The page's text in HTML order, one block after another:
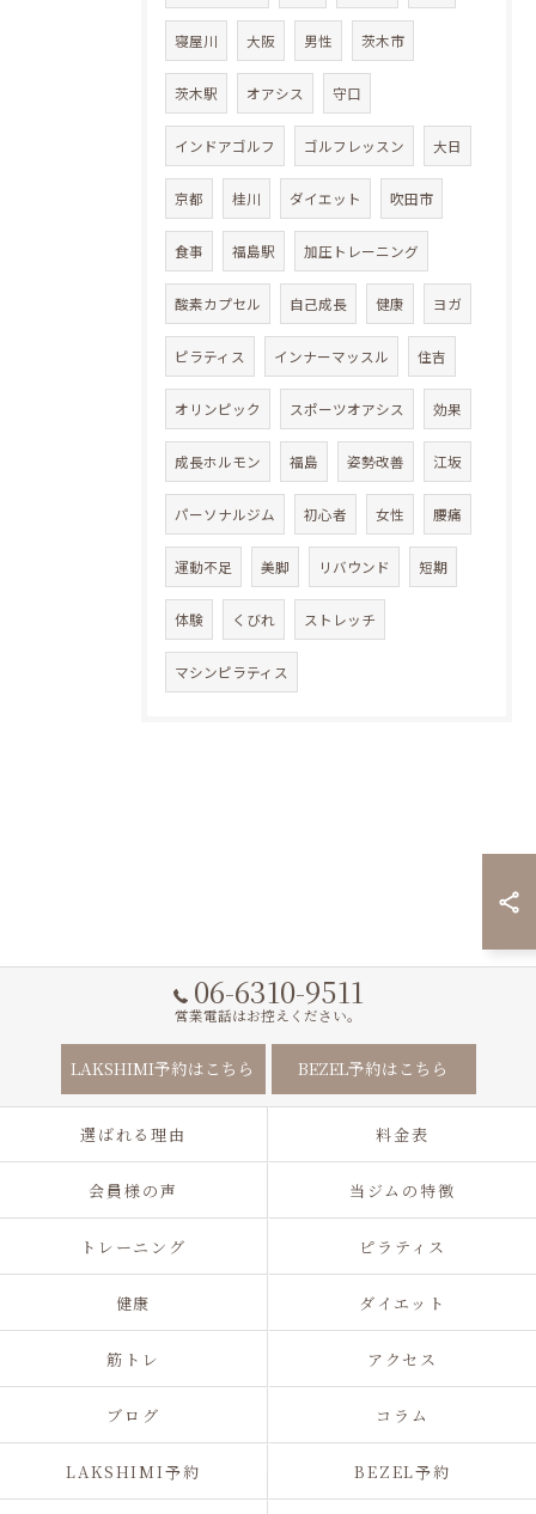
寝屋川 大阪 男性 茨木市
茨木駅 オアシス 守口
インドアゴルフ ゴルフレッスン 大日
京都 桂川 ダイエット 吹田市
食事 福島駅 加圧トレーニング
酸素カプセル 自己成長 健康 ヨガ
ピラティス インナーマッスル 住吉
オリンピック スポーツオアシス 効果
成長ホルモン 福島 姿勢改善 江坂
パーソナルジム 初心者 女性 腰痛
運動不足 美脚 リバウンド 短期
体験 くびれ ストレッチ
マシンピラティス
06-6310-9511
営業電話はお控えください。
LAKSHIMI予約はこちら BEZEL予約はこちら
選ばれる理由 料金表
会員様の声 当ジムの特徴
トレーニング ピラティス
健康 ダイエット
筋トレ アクセス
ブログ コラム
LAKSHIMI予約 BEZEL予約